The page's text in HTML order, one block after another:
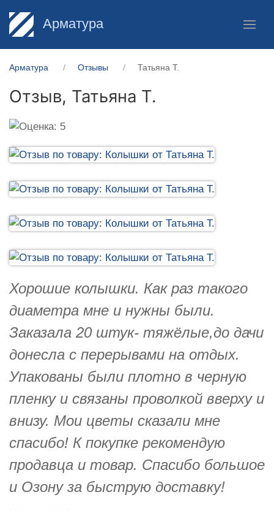
Арматура
Арматура Отзывы Татьяна Т.
Отзыв, Татьяна Т.
Хорошие колышки. Как раз такого
диаметра мне и нужны были.
Заказала 20 штук- тяжёлые,до дачи
донесла с перерывами на отдых.
Упакованы были плотно в черную
пленку и связаны проволкой вверху и
внизу. Мои цветы сказали мне
спасибо! К покупке рекомендую
продавца и товар. Спасибо большое
и Озону за быструю доставку!